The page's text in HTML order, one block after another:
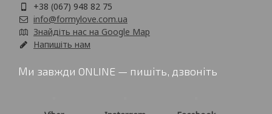
+38 (067) 948 82 75
info@formylove.com.ua
Знайдіть нас на Google Map
Напишіть нам
Ми завжди ONLINE — пишіть, дзвоніть